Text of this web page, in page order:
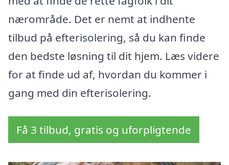
nærområde. Det er nemt at indhente
tilbud på efterisolering, så du kan finde
den bedste løsning til dit hjem. Læs videre
for at finde ud af, hvordan du kommer i
gang med din efterisolering.
Få 3 tilbud, gratis og uforpligtende